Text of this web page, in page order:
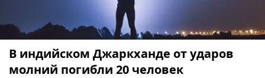
В индийском Джаркханде от ударов
молний погибли 20 человек